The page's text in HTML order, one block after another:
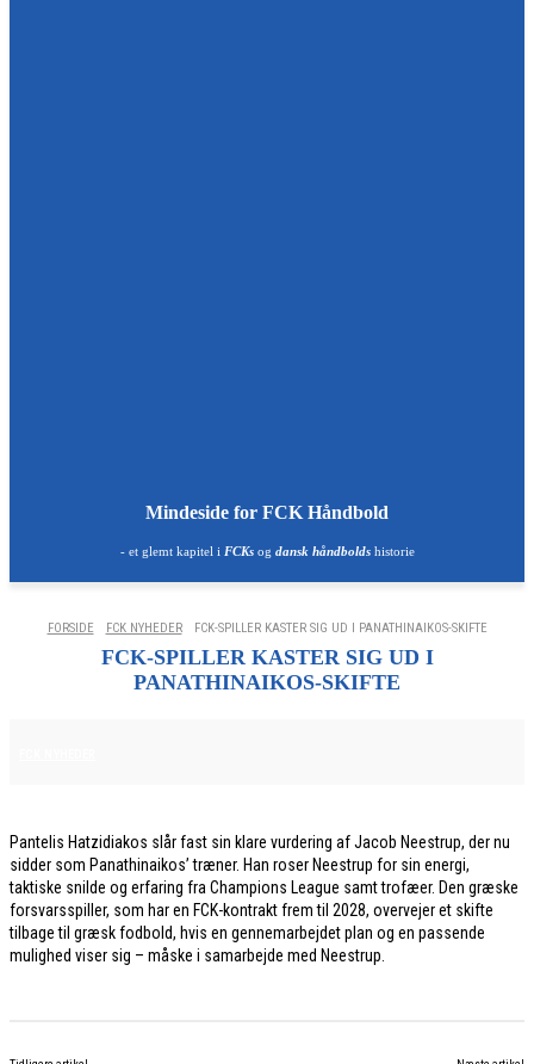
Mindeside for FCK Håndbold
- et glemt kapitel i FCKsog dansk håndboldshistorie
FORSIDE FCK NYHEDER FCK-SPILLER KASTER SIG UD I PANATHINAIKOS-SKIFTE
FCK-SPILLER KASTER SIG UD I
PANATHINAIKOS-SKIFTE
Pantelis Hatzidiakos slår fast sin klare vurdering af Jacob Neestrup, der nu
sidder som Panathinaikos’ træner. Han roser Neestrup for sin energi,
taktiske snilde og erfaring fra Champions League samt trofæer. Den græske
forsvarsspiller, som har en FCK-kontrakt frem til 2028, overvejer et skifte
tilbage til græsk fodbold, hvis en gennemarbejdet plan og en passende
mulighed viser sig – måske i samarbejde med Neestrup.